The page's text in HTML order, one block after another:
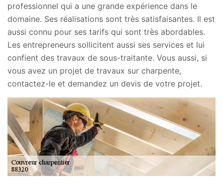
professionnel qui a une grande expérience dans le
domaine. Ses réalisations sont très satisfaisantes. Il est
aussi connu pour ses tarifs qui sont très abordables.
Les entrepreneurs sollicitent aussi ses services et lui
confient des travaux de sous-traitante. Vous aussi, si
vous avez un projet de travaux sur charpente,
contactez-le et demandez un devis de votre projet.